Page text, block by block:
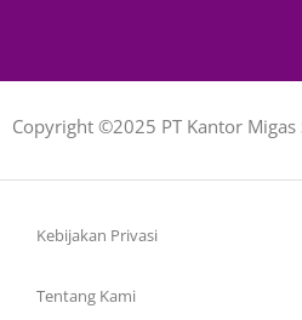
Copyright ©2025 PT Kantor Migas
Kebijakan Privasi
Tentang Kami